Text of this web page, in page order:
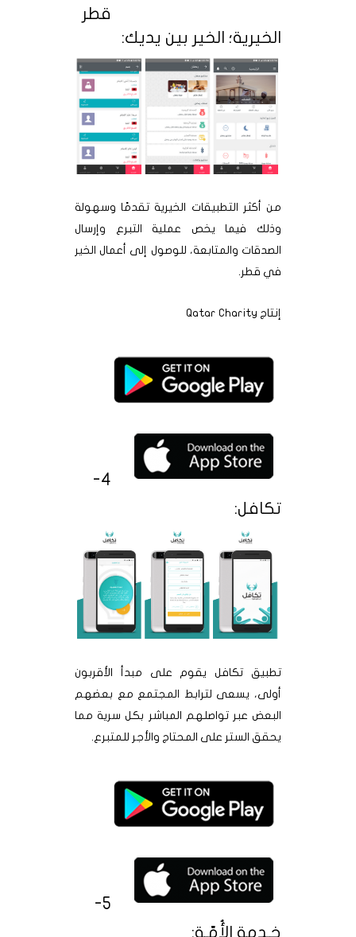
قطر
الخيرية؛ الخير بين يديك:
من أكثر التطبيقات الخيرية تقدمًا وسهولة
وذلك فيما يخص عملية التبرع وإرسال
الصدقات والمتابعة، للوصول إلى أعمال الخير
في قطر.
إنتاج Qatar Charity
4-
تكافل:
تطبيق تكافل يقوم على مبدأ الأقربون
أولى، يسعى لترابط المجتمع مع بعضهم
البعض عبر تواصلهم المباشر بكل سرية مما
يحقق الستر على المحتاج والأجر للمتبرع.
5-
خـدمة الأُمّـة: